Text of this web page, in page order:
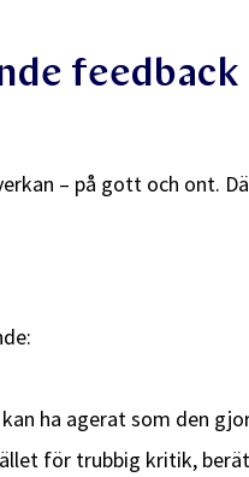
feedback
– på gott och ont.
ha agerat som den
för trubbig kritik,